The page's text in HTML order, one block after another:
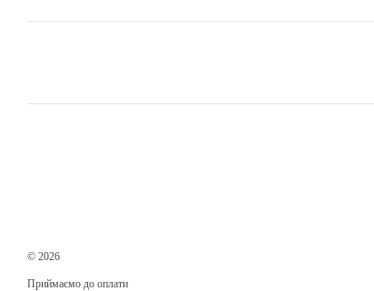
© 2026
Приймаємо до оплати